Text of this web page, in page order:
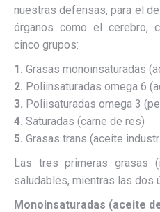
nuestras defensas, para el
órganos como el cerebro,
cinco grupos:
1. Grasas monoinsaturadas
2. Poliinsaturadas omega 6
3. Poliisaturadas omega 3
4. Saturadas (carne de res)
5. Grasas trans (aceite
Las tres primeras grasas
saludables, mientras las dos
Monoinsaturadas (aceite